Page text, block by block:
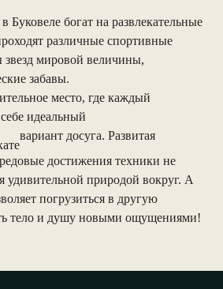
богат на развлекательные
различные спортивные
звезд мировой величины,
забавы.
место, где каждый
идеальный
вариант досуга. Развитая
достижения техники не
удивительной природой вокруг. А
погрузиться в другую
тело и душу новыми ощущениями!